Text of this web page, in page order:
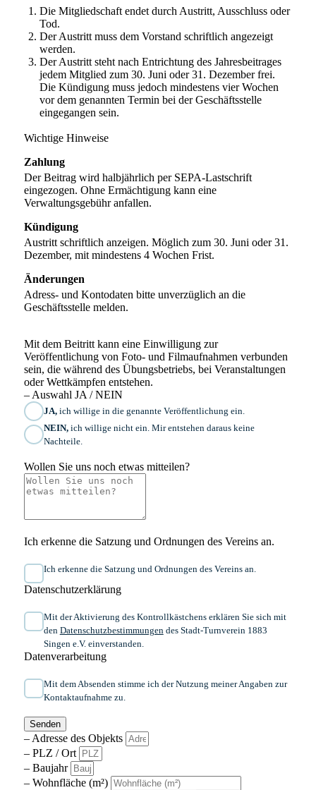
Die Mitgliedschaft endet durch Austritt, Ausschluss oder
Tod.
Der Austritt muss dem Vorstand schriftlich angezeigt
werden.
Der Austritt steht nach Entrichtung des Jahresbeitrages
jedem Mitglied zum 30. Juni oder 31. Dezember frei.
Die Kündigung muss jedoch mindestens vier Wochen
vor dem genannten Termin bei der Geschäftsstelle
eingegangen sein.
Wichtige Hinweise
Zahlung
Der Beitrag wird halbjährlich per SEPA-Lastschrift
eingezogen. Ohne Ermächtigung kann eine
Verwaltungsgebühr anfallen.
Kündigung
Austritt schriftlich anzeigen. Möglich zum 30. Juni oder 31.
Dezember, mit mindestens 4 Wochen Frist.
Änderungen
Adress- und Kontodaten bitte unverzüglich an die
Geschäftsstelle melden.
Mit dem Beitritt kann eine Einwilligung zur
Veröffentlichung von Foto- und Filmaufnahmen verbunden
sein, die während des Übungsbetriebs, bei Veranstaltungen
oder Wettkämpfen entstehen.
– Auswahl JA / NEIN
JA,ich willige in die genannte Veröffentlichung ein.
NEIN,ich willige nicht ein. Mir entstehen daraus keine
Nachteile.
Wollen Sie uns noch etwas mitteilen?
Ich erkenne die Satzung und Ordnungen des Vereins an.
Ich erkenne die Satzung und Ordnungen des Vereins an.
Datenschutzerklärung
Mit der Aktivierung des Kontrollkästchens erklären Sie sich mit
den Datenschutzbestimmungen des Stadt-Turnverein 1883
Singen e.V. einverstanden.
Datenverarbeitung
Mit dem Absenden stimme ich der Nutzung meiner Angaben zur
Kontaktaufnahme zu.
Senden
– Adresse des Objekts
– PLZ / Ort
– Baujahr
– Wohnfläche (m²)